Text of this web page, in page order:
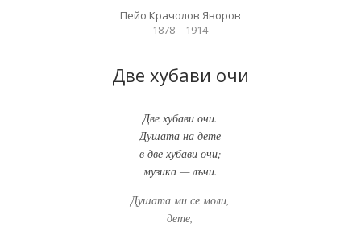
Пейо Крачолов Яворов
1878 – 1914
Две хубави очи
Две хубави очи.
Душата на дете
в две хубави очи;
музика — лъчи.
Душата ми се моли,
дете,